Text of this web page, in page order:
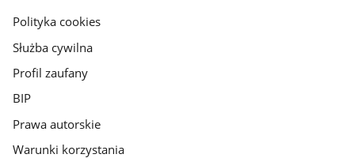
gov.pl
Polityka cookies
Służba cywilna
Profil zaufany
BIP
Prawa autorskie
Warunki korzystania